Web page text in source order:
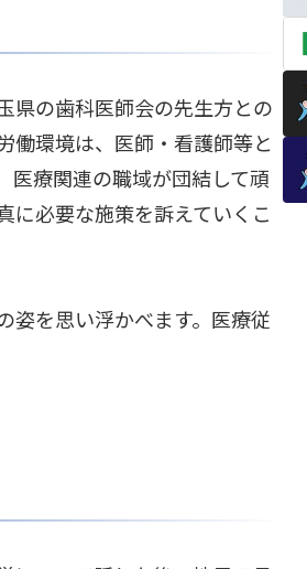
県の歯科医師会の先生方との
働環境は、医師・看護師等と
医療関連の職域が団結して頑
に必要な施策を訴えていくこ
姿を思い浮かべます。医療従